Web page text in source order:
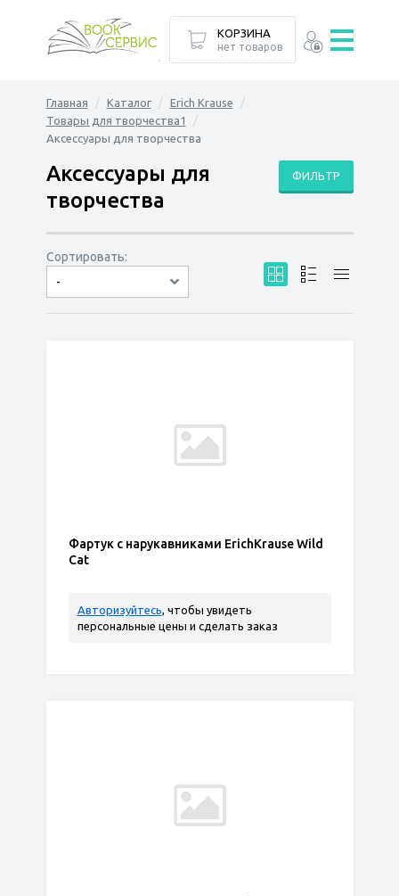
Главная Каталог
Erich Krause
Товары для творчества1
Аксессуары для творчества
ФИЛЬТР
Аксессуары для
творчества
Сортировать:
-
по дате
по популярности
сначала дешёвые
сначала дорогие
Фартук с нарукавниками ErichKrause Wild
Cat
Авторизуйтесь, чтобы увидеть
персональные цены и сделать заказ
КОРЗИНА
нет товаров